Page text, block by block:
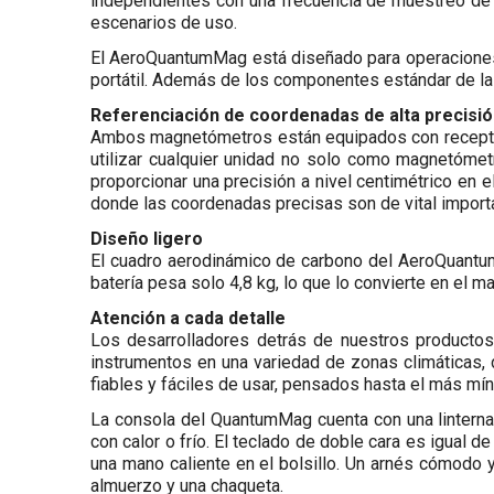
escenarios de uso.
El AeroQuantumMag está diseñado para
portátil. Además de los componentes estándar de
Referenciación de coordenadas de alta
Ambos magnetómetros están equipados con
utilizar cualquier unidad no solo como
proporcionar una precisión a nivel centimétrico en
donde las coordenadas precisas son de vital
Diseño ligero
El cuadro aerodinámico de carbono del
batería pesa solo 4,8 kg, lo que lo convierte en el
Atención a cada detalle
Los desarrolladores detrás de nuestros
instrumentos en una variedad de zonas
fiables y fáciles de usar, pensados hasta el más
La consola del QuantumMag cuenta con una
con calor o frío. El teclado de doble cara es igual
una mano caliente en el bolsillo. Un arnés
almuerzo y una chaqueta.